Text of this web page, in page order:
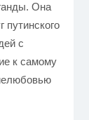
Она
путинского
с
к самому